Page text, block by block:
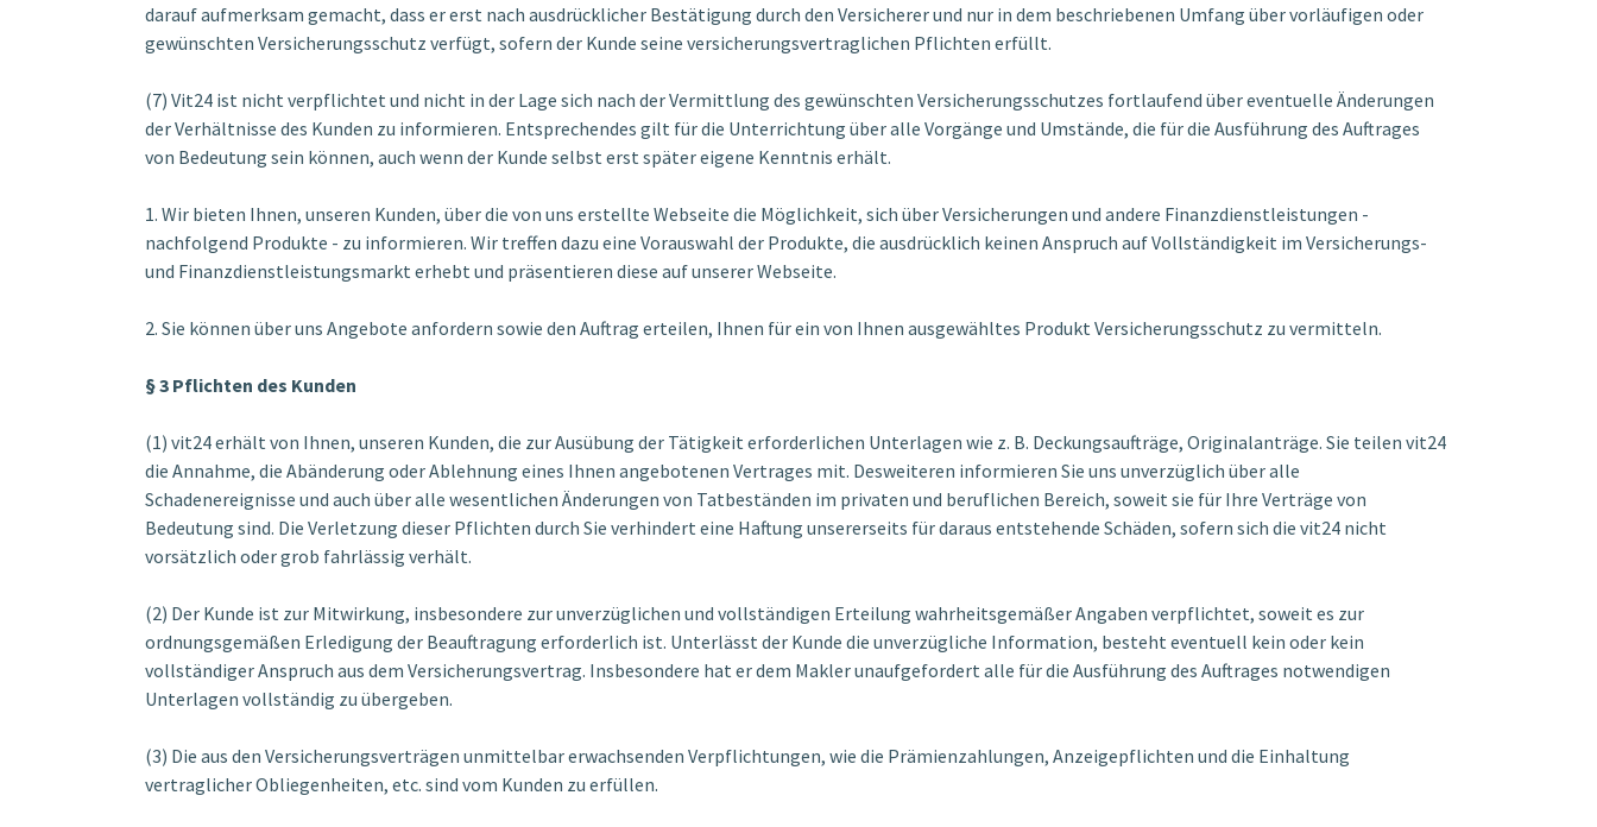
darauf aufmerksam gemacht, dass er erst nach ausdrücklicher Bestätigung durch den Versicherer und nur in dem beschriebenen Umfang über vorläufigen oder
gewünschten Versicherungsschutz verfügt, sofern der Kunde seine versicherungsvertraglichen Pflichten erfüllt.
(7) Vit24 ist nicht verpflichtet und nicht in der Lage sich nach der Vermittlung des gewünschten Versicherungsschutzes fortlaufend über eventuelle Änderungen
der Verhältnisse des Kunden zu informieren. Entsprechendes gilt für die Unterrichtung über alle Vorgänge und Umstände, die für die Ausführung des Auftrages
von Bedeutung sein können, auch wenn der Kunde selbst erst später eigene Kenntnis erhält.
1. Wir bieten Ihnen, unseren Kunden, über die von uns erstellte Webseite die Möglichkeit, sich über Versicherungen und andere Finanzdienstleistungen -
nachfolgend Produkte - zu informieren. Wir treffen dazu eine Vorauswahl der Produkte, die ausdrücklich keinen Anspruch auf Vollständigkeit im Versicherungs-
und Finanzdienstleistungsmarkt erhebt und präsentieren diese auf unserer Webseite.
2. Sie können über uns Angebote anfordern sowie den Auftrag erteilen, Ihnen für ein von Ihnen ausgewähltes Produkt Versicherungsschutz zu vermitteln.
§ 3 Pflichten des Kunden
(1) vit24 erhält von Ihnen, unseren Kunden, die zur Ausübung der Tätigkeit erforderlichen Unterlagen wie z. B. Deckungsaufträge, Originalanträge. Sie teilen vit24
die Annahme, die Abänderung oder Ablehnung eines Ihnen angebotenen Vertrages mit. Desweiteren informieren Sie uns unverzüglich über alle
Schadenereignisse und auch über alle wesentlichen Änderungen von Tatbeständen im privaten und beruflichen Bereich, soweit sie für Ihre Verträge von
Bedeutung sind. Die Verletzung dieser Pflichten durch Sie verhindert eine Haftung unsererseits für daraus entstehende Schäden, sofern sich die vit24 nicht
vorsätzlich oder grob fahrlässig verhält.
(2) Der Kunde ist zur Mitwirkung, insbesondere zur unverzüglichen und vollständigen Erteilung wahrheitsgemäßer Angaben verpflichtet, soweit es zur
ordnungsgemäßen Erledigung der Beauftragung erforderlich ist. Unterlässt der Kunde die unverzügliche Information, besteht eventuell kein oder kein
vollständiger Anspruch aus dem Versicherungsvertrag. Insbesondere hat er dem Makler unaufgefordert alle für die Ausführung des Auftrages notwendigen
Unterlagen vollständig zu übergeben.
(3) Die aus den Versicherungsverträgen unmittelbar erwachsenden Verpflichtungen, wie die Prämienzahlungen, Anzeigepflichten und die Einhaltung
vertraglicher Obliegenheiten, etc. sind vom Kunden zu erfüllen.